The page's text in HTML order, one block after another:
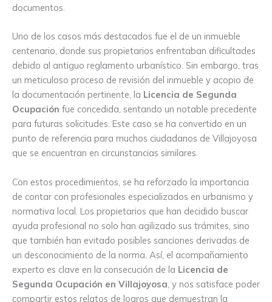
documentos.
Uno de los casos más destacados fue el de un inmueble
centenario, donde sus propietarios enfrentaban dificultades
debido al antiguo reglamento urbanístico. Sin embargo, tras
un meticuloso proceso de revisión del inmueble y acopio de
la documentación pertinente, la Licencia de Segunda
Ocupación fue concedida, sentando un notable precedente
para futuras solicitudes. Este caso se ha convertido en un
punto de referencia para muchos ciudadanos de Villajoyosa
que se encuentran en circunstancias similares.
Con estos procedimientos, se ha reforzado la importancia
de contar con profesionales especializados en urbanismo y
normativa local. Los propietarios que han decidido buscar
ayuda profesional no solo han agilizado sus trámites, sino
que también han evitado posibles sanciones derivadas de
un desconocimiento de la norma. Así, el acompañamiento
experto es clave en la consecución de la Licencia de
Segunda Ocupación en Villajoyosa , y nos satisface poder
compartir estos relatos de logros que demuestran la